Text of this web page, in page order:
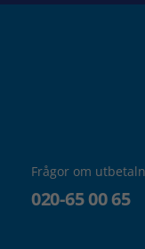
Frågor om
020-65 00 65